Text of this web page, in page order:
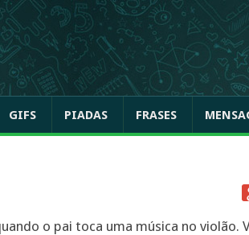
GIFS PIADAS FRASES
o pai toca uma música no violão.